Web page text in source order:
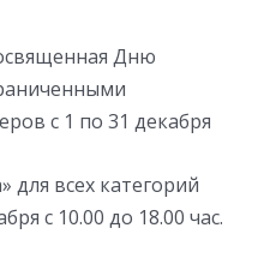
Дню
с 1 по 31 декабря
для всех категорий
с 10.00 до 18.00 час.